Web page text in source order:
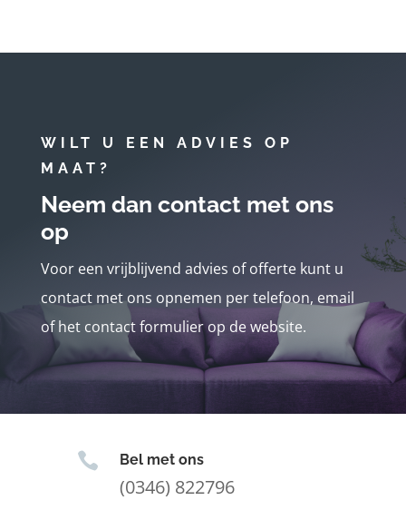
WILT U EEN ADVIES OP
MAAT?
Neem dan contact met ons
op
Voor een vrijblijvend advies of offerte kunt u
contact met ons opnemen per telefoon, email
of het contact formulier op de website.
 Bel met ons
(0346) 822796